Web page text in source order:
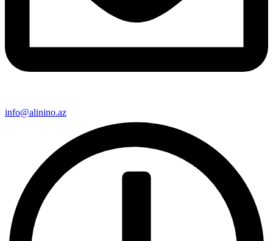
info@alinino.az